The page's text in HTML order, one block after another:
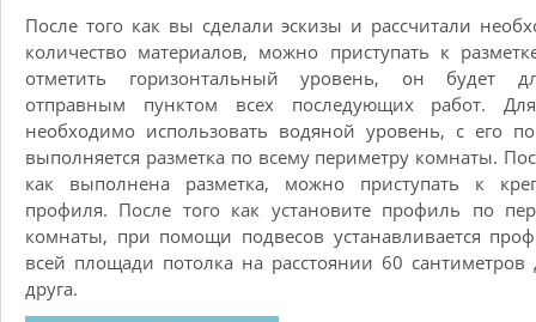
После того как вы сделали эскизы и рассчитали
количество материалов, можно приступать к
отметить горизонтальный уровень, он будет
отправным пунктом всех последующих работ.
необходимо использовать водяной уровень, с его
выполняется разметка по всему периметру комнаты.
как выполнена разметка, можно приступать к
профиля. После того как установите профиль по
комнаты, при помощи подвесов устанавливается
всей площади потолка на расстоянии 60 сантиметров
друга.